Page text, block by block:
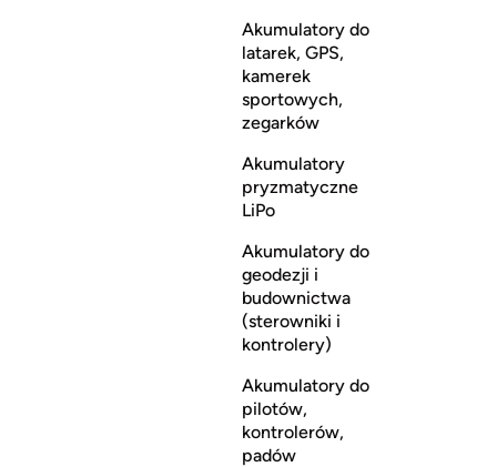
Akumulatory do
latarek, GPS,
kamerek
sportowych,
zegarków
Akumulatory
pryzmatyczne
LiPo
Akumulatory do
geodezji i
budownictwa
(sterowniki i
kontrolery)
Akumulatory do
pilotów,
kontrolerów,
padów